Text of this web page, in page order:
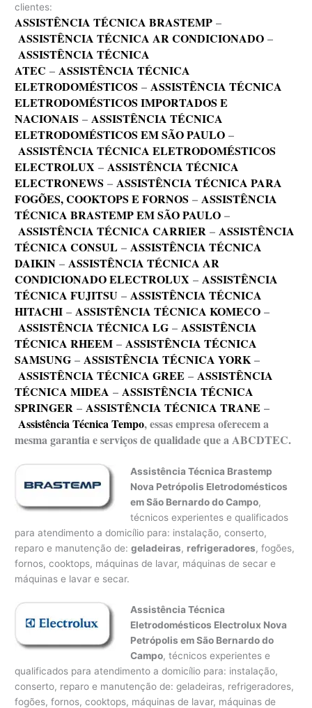
clientes:
ASSISTÊNCIA TÉCNICA BRASTEMP –
ASSISTÊNCIA TÉCNICA AR CONDICIONADO –
ASSISTÊNCIA TÉCNICA
ATEC –ASSISTÊNCIA TÉCNICA
ELETRODOMÉSTICOS –ASSISTÊNCIA TÉCNICA
ELETRODOMÉSTICOS IMPORTADOS E
NACIONAIS –ASSISTÊNCIA TÉCNICA
ELETRODOMÉSTICOS EM SÃO PAULO –
ASSISTÊNCIA TÉCNICA ELETRODOMÉSTICOS
ELECTROLUX –ASSISTÊNCIA TÉCNICA
ELECTRONEWS –ASSISTÊNCIA TÉCNICA PARA
FOGÕES, COOKTOPS E FORNOS –ASSISTÊNCIA
TÉCNICA BRASTEMP EM SÃO PAULO –
ASSISTÊNCIA TÉCNICA CARRIER –ASSISTÊNCIA
TÉCNICA CONSUL –ASSISTÊNCIA TÉCNICA
DAIKIN –ASSISTÊNCIA TÉCNICA AR
CONDICIONADO ELECTROLUX –ASSISTÊNCIA
TÉCNICA FUJITSU –ASSISTÊNCIA TÉCNICA
HITACHI –ASSISTÊNCIA TÉCNICA KOMECO –
ASSISTÊNCIA TÉCNICA LG –ASSISTÊNCIA
TÉCNICA RHEEM –ASSISTÊNCIA TÉCNICA
SAMSUNG –ASSISTÊNCIA TÉCNICA YORK–
ASSISTÊNCIA TÉCNICA GREE –ASSISTÊNCIA
TÉCNICA MIDEA –ASSISTÊNCIA TÉCNICA
SPRINGER –ASSISTÊNCIA TÉCNICA TRANE –
Assistência Técnica Tempo, essas empresa oferecem a
mesma garantia e serviços de qualidade que a ABCDTEC.
Assistência Técnica Brastemp
Nova Petrópolis Eletrodomésticos
em São Bernardo do Campo,
técnicos experientes e qualificados
para atendimento a domicílio para: instalação, conserto,
reparo e manutenção de:geladeiras, refrigeradores, fogões,
fornos, cooktops, máquinas de lavar, máquinas de secar e
máquinas e lavar e secar.
Assistência Técnica
Eletrodomésticos Electrolux Nova
Petrópolis em São Bernardo do
Campo, técnicos experientes e
qualificados para atendimento a domicílio para: instalação,
conserto, reparo e manutenção de: geladeiras, refrigeradores,
fogões, fornos, cooktops, máquinas de lavar, máquinas de